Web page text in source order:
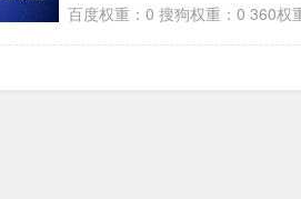
百度权重：0 搜狗权重：0 360权